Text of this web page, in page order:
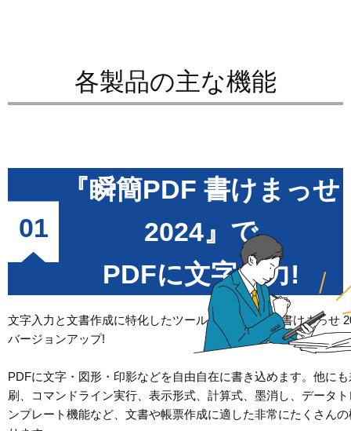
各製品の主な機能
01
『瞬簡PDF 書けまっせ
2024』で
PDFに文字入力!
文字入力と文書作成に特化したツールが『瞬簡PDF 書けまっせ
バージョンアップ!
PDFに文字・図形・印影などを自由自在に書き込めます。他に
刷、コマンドライン実行、表示形式、計算式、墨消し、データ
ンプレート機能など、文書や帳票作成に適した非常にたくさん